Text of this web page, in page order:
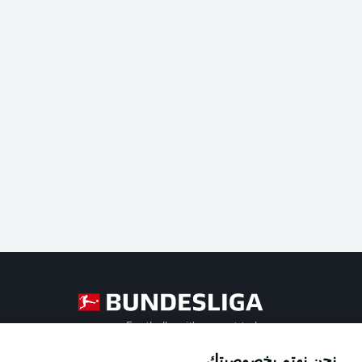
Football as it's meant to be